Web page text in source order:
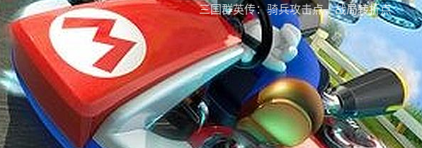
三国群英传：骑兵攻击点，战局转折点